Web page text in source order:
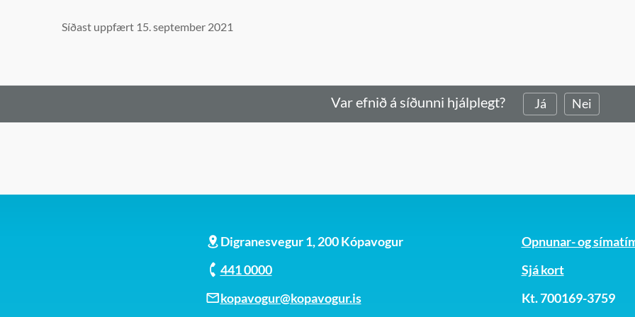
Síðast uppfært 15. september 2021
Var efnið á síðunni hjálplegt? Já Nei
Digranesvegur 1, 200 Kópavogur
441 0000
kopavogur@kopavogur.is
Opnunar- og
Sjá kort
Kt. 700169-3759